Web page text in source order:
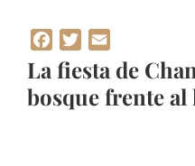
Facebook
Twitter
La fiesta de
bosque frente al